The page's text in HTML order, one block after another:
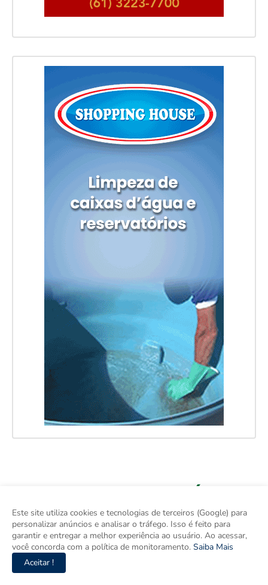
Este site utiliza cookies e tecnologias de terceiros (Google) para
personalizar anúncios e analisar o tráfego. Isso é feito para
garantir e entregar a melhor experiência ao usuário. Ao acessar,
você concorda com a política de monitoramento. Saiba Mais
Aceitar !